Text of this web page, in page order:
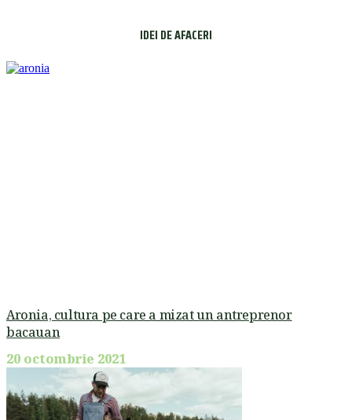
IDEI DE AFACERI
Aronia, cultura pe care a mizat un antreprenor
bacauan
20 octombrie 2021